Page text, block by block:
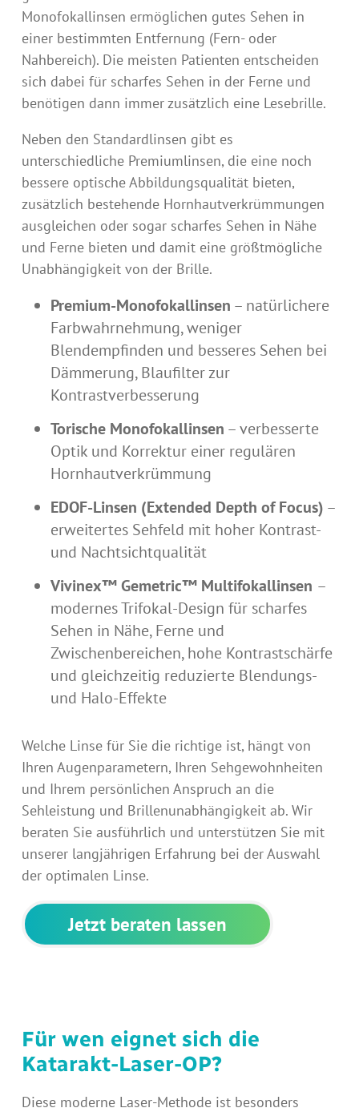
Monofokallinsen ermöglichen gutes Sehen in
einer bestimmten Entfernung (Fern- oder
Nahbereich). Die meisten Patienten entscheiden
sich dabei für scharfes Sehen in der Ferne und
benötigen dann immer zusätzlich eine Lesebrille.
Neben den Standardlinsen gibt es
unterschiedliche Premiumlinsen, die eine noch
bessere optische Abbildungsqualität bieten,
zusätzlich bestehende Hornhautverkrümmungen
ausgleichen oder sogar scharfes Sehen in Nähe
und Ferne bieten und damit eine größtmögliche
Unabhängigkeit von der Brille.
Premium-Monofokallinsen – natürlichere
Farbwahrnehmung, weniger
Blendempfinden und besseres Sehen bei
Dämmerung, Blaufilter zur
Kontrastverbesserung
Torische Monofokallinsen – verbesserte
Optik und Korrektur einer regulären
Hornhautverkrümmung
EDOF-Linsen (Extended Depth of Focus) –
erweitertes Sehfeld mit hoher Kontrast-
und Nachtsichtqualität
Vivinex™ Gemetric™ Multifokallinsen –
modernes Trifokal-Design für scharfes
Sehen in Nähe, Ferne und
Zwischenbereichen, hohe Kontrastschärfe
und gleichzeitig reduzierte Blendungs-
und Halo-Effekte
Welche Linse für Sie die richtige ist, hängt von
Ihren Augenparametern, Ihren Sehgewohnheiten
und Ihrem persönlichen Anspruch an die
Sehleistung und Brillenunabhängigkeit ab. Wir
beraten Sie ausführlich und unterstützen Sie mit
unserer langjährigen Erfahrung bei der Auswahl
der optimalen Linse.
Jetzt beraten lassen
Für wen eignet sich die
Katarakt-Laser-OP?
Diese moderne Laser-Methode ist besonders